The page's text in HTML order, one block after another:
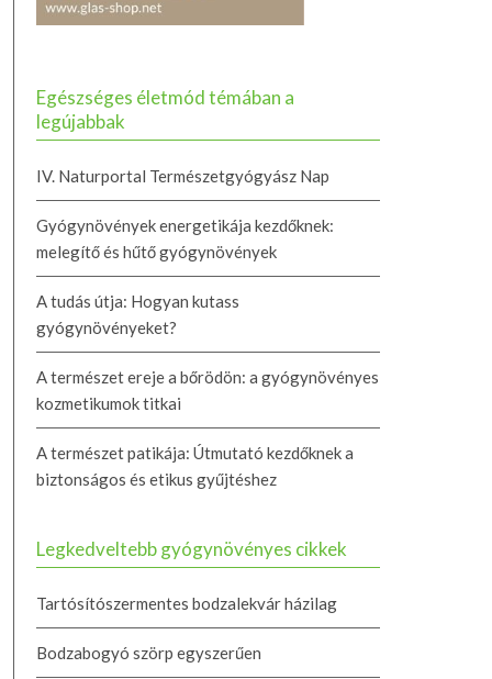
Egészséges életmód témában a
legújabbak
IV. Naturportal Természetgyógyász Nap
Gyógynövények energetikája kezdőknek:
melegítő és hűtő gyógynövények
A tudás útja: Hogyan kutass
gyógynövényeket?
A természet ereje a bőrödön: a gyógynövényes
kozmetikumok titkai
A természet patikája: Útmutató kezdőknek a
biztonságos és etikus gyűjtéshez
Legkedveltebb gyógynövényes cikkek
Tartósítószermentes bodzalekvár házilag
Bodzabogyó szörp egyszerűen